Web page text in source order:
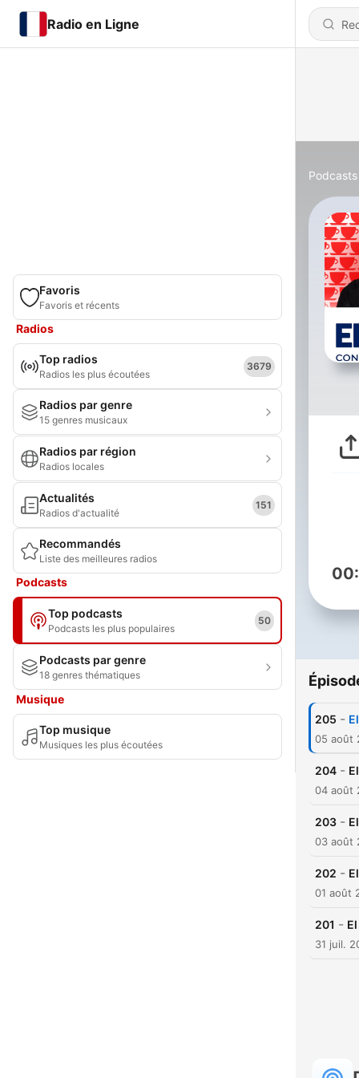
Radio en Ligne
Favoris
Favoris et récents
Radios
Top radios
Radios les plus écoutées
3679
Radios par genre
15 genres musicaux
Radios par région
Radios locales
Actualités
Radios d'actualité
151
Recommandés
Liste des meilleures radios
Podcasts
Top podcasts
Podcasts les plus populaires
50
Podcasts par genre
18 genres thématiques
Musique
Top musique
Musiques les plus écoutées
Podcasts
205 -
05 août
204 -
04 août
203 -
03 août
202 -
01 août
201 -
31 juil.